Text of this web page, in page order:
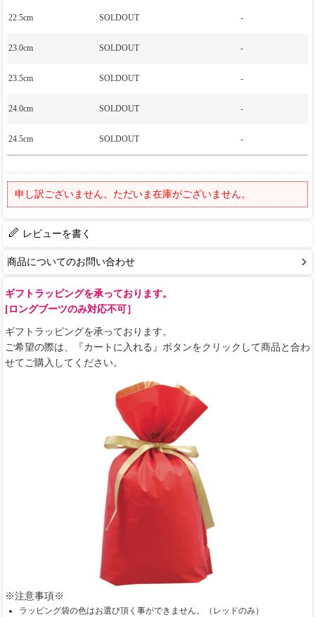
22.5cm SOLDOUT -
23.0cm SOLDOUT -
23.5cm SOLDOUT -
24.0cm SOLDOUT -
24.5cm SOLDOUT -
申し訳ございません。ただいま在庫がございません。
レビューを書く
商品についてのお問い合わせ
ギフトラッピングを承っております。
[ロングブーツのみ対応不可］
ギフトラッピングを承っております。
ご希望の際は、『カートに入れる』ボタンをクリックして商品と合わ
せてご購入してください。
※注意事項※
ラッピング袋の色はお選び頂く事ができません。（レッドのみ）